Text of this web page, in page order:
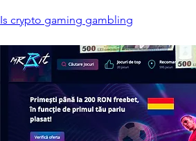
Is crypto gaming gambling